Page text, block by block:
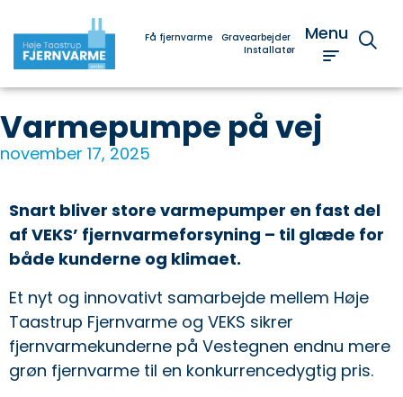
Få fjernvarme
Gravearbejder
Installatør
Menu
Varmepumpe på vej
november 17, 2025
Snart bliver store varmepumper en fast del
af VEKS’ fjernvarmeforsyning – til glæde for
både kunderne og klimaet.
Et nyt og innovativt samarbejde mellem Høje
Taastrup Fjernvarme og VEKS sikrer
fjernvarmekunderne på Vestegnen endnu mere
grøn fjernvarme til en konkurrencedygtig pris.